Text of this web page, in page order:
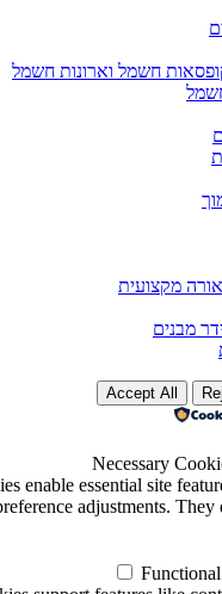
חשמל וארונות חשמל
מקצועית
מבנים
Accept All
Necessary
enable essential site
adjustments. They